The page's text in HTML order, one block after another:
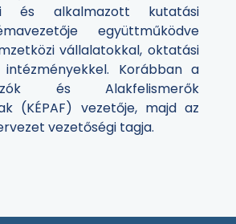
és alkalmazott kutatási
együttműködve
vállalatokkal, oktatási
Korábban a
és Alakfelismerők
(KÉPAF) vezetője, majd az
vezetőségi tagja.